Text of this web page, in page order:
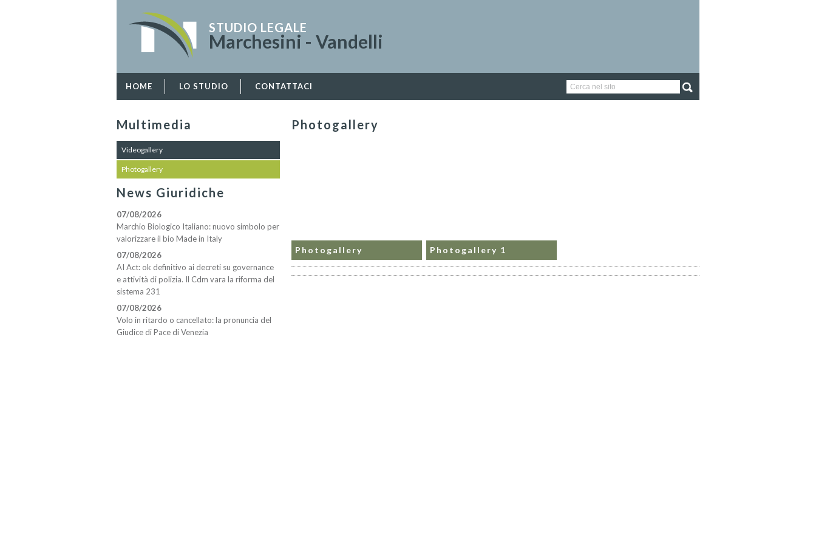
STUDIO LEGALE
Marchesini - Vandelli
HOME LO STUDIO CONTATTACI
Photogallery
Photogallery Photogallery 1
Multimedia
Videogallery
Photogallery
News Giuridiche
07/08/2026
Marchio Biologico Italiano: nuovo simbolo per
valorizzare il bio Made in Italy
07/08/2026
AI Act: ok definitivo ai decreti su governance
e attività di polizia. Il Cdm vara la riforma del
sistema 231
07/08/2026
Volo in ritardo o cancellato: la pronuncia del
Giudice di Pace di Venezia